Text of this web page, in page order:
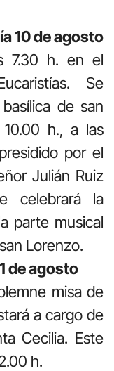
10 de agosto
7.30 h. en el
Se
de san
h., a las
por el
Julián Ruiz
celebrará la
parte musical
Lorenzo.
de agosto
misa de
a cargo de
Cecilia. Este
h.